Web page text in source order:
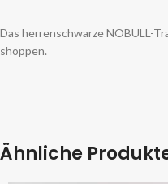
Das herrenschwarze NOBULL-
shoppen.
Ähnliche